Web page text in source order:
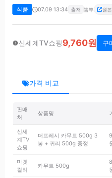
식품 07.09 13:34 출처 뽐뿌 원
신세계TV쇼핑9,760원 구
가격 비교
판매
처
상품명
신세
계TV
쇼핑
더프레시 카무트 500g 3
봉 + 귀리 500g 증정
마켓
컬리
카무트 500g